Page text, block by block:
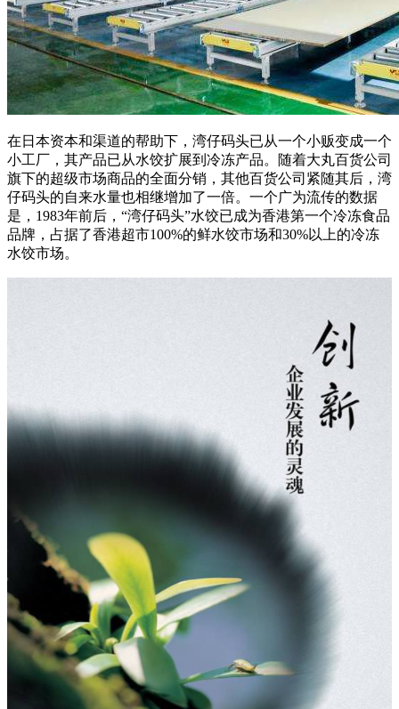
在日本资本和渠道的帮助下，湾仔码头已从一个小贩变成一个
小工厂，其产品已从水饺扩展到冷冻产品。随着大丸百货公司
旗下的超级市场商品的全面分销，其他百货公司紧随其后，湾
仔码头的自来水量也相继增加了一倍。一个广为流传的数据
是，1983年前后，“湾仔码头”水饺已成为香港第一个冷冻食品
品牌，占据了香港超市100%的鲜水饺市场和30%以上的冷冻
水饺市场。